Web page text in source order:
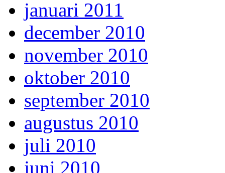
januari 2011
december 2010
november 2010
oktober 2010
september 2010
augustus 2010
juli 2010
juni 2010